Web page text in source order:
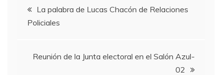
b
o
k
a A
Navegación
de
entradas
La palabra de Lucas Chacón de Relaciones
Policiales
Reunión de la Junta electoral en el Salón Azul-
02